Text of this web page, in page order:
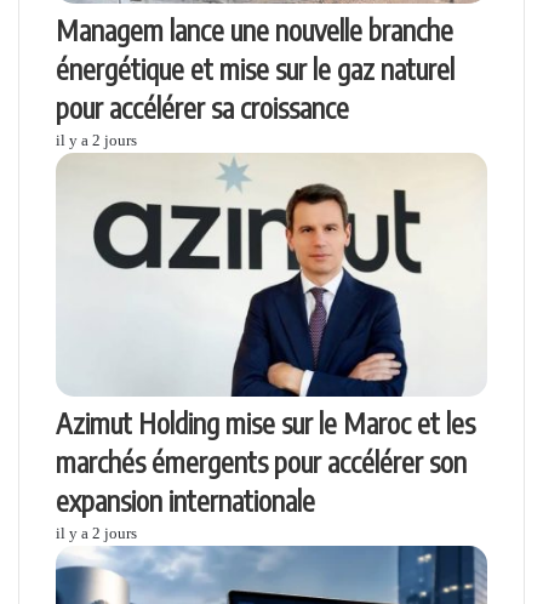
Managem lance une nouvelle branche
énergétique et mise sur le gaz naturel
pour accélérer sa croissance
il y a 2 jours
Azimut Holding mise sur le Maroc et les
marchés émergents pour accélérer son
expansion internationale
il y a 2 jours